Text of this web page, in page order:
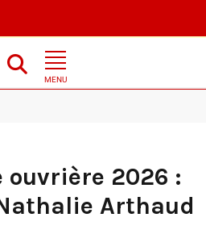
MENU
Lutte ouvrière 2026 : discours de
ouvrière 2026 :
Arthaud